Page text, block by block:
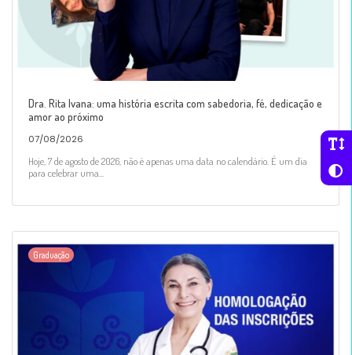
Dra. Rita Ivana: uma história escrita com sabedoria, fé, dedicação e
amor ao próximo
07/08/2026
Hoje, 7 de agosto de 2026, não é apenas uma data no calendário. É um dia
para celebrar uma...
Graduação